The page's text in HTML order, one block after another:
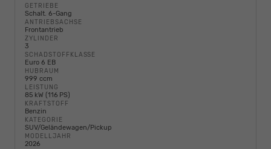
GETRIEBE
Schalt. 6-Gang
ANTRIEBSACHSE
Frontantrieb
ZYLINDER
3
SCHADSTOFFKLASSE
Euro 6 EB
HUBRAUM
999 ccm
LEISTUNG
85 kW (116 PS)
KRAFTSTOFF
Benzin
KATEGORIE
SUV/Geländewagen/Pickup
MODELLJAHR
2026